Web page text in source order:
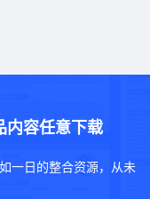
内容任意下载
一日的整合资源，从未